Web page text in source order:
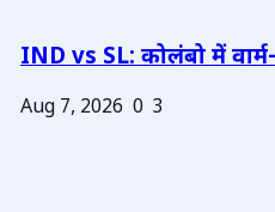
IND vs SL: कोलंबो में
Aug 7, 2026 0 3